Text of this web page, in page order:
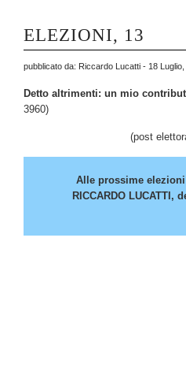
ELEZIONI, 13
pubblicato da: Riccardo Lucatti - 18
Detto altrimenti: un mio
3960)
(post
Alle prossime elezioni
RICCARDO LUCATTI,